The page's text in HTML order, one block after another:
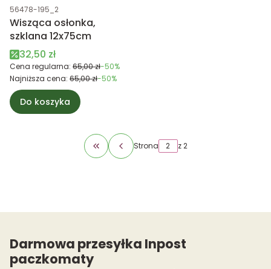
Kod produktu
56478-195_2
Wisząca osłonka,
szklana 12x75cm
Cena promocyjna
32,50 zł
Cena regularna: 65,00 zł-50%
Najniższa cena: 65,00 zł-50%
Do koszyka
Wróć do pierwszej strony z produktami
Strona z 2
Darmowa przesyłka Inpost
paczkomaty